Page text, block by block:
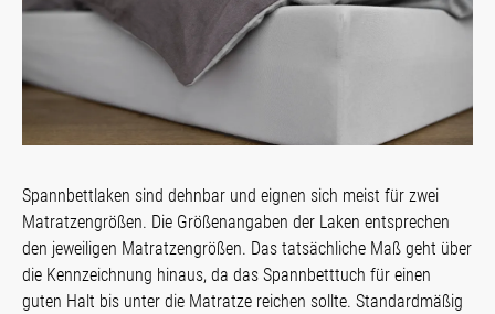
Spannbettlaken sind dehnbar und eignen sich meist für zwei
Matratzengrößen. Die Größenangaben der Laken entsprechen
den jeweiligen Matratzengrößen. Das tatsächliche Maß geht über
die Kennzeichnung hinaus, da das Spannbetttuch für einen
guten Halt bis unter die Matratze reichen sollte. Standardmäßig